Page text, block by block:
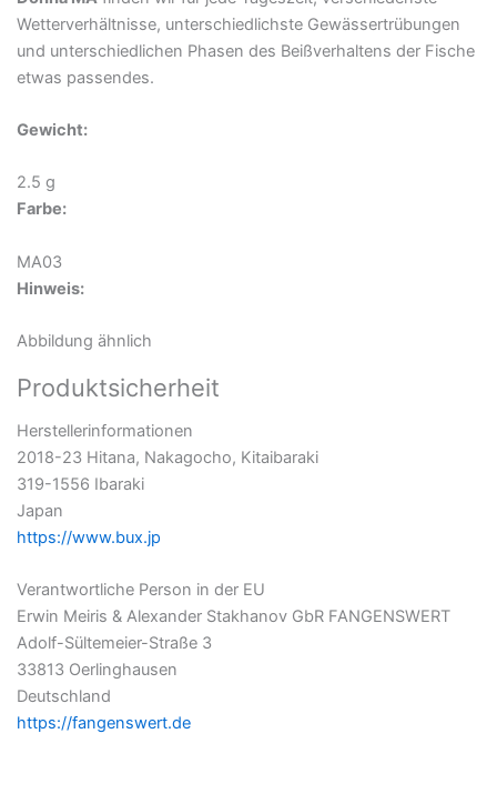
Wetterverhältnisse, unterschiedlichste Gewässertrübungen
und unterschiedlichen Phasen des Beißverhaltens der Fische
etwas passendes.
Gewicht:
2.5 g
Farbe:
MA03
Hinweis:
Abbildung ähnlich
Produktsicherheit
Herstellerinformationen
2018-23 Hitana, Nakagocho, Kitaibaraki
319-1556 Ibaraki
Japan
https://www.bux.jp
Verantwortliche Person in der EU
Erwin Meiris & Alexander Stakhanov GbR FANGENSWERT
Adolf-Sültemeier-Straße 3
33813 Oerlinghausen
Deutschland
https://fangenswert.de